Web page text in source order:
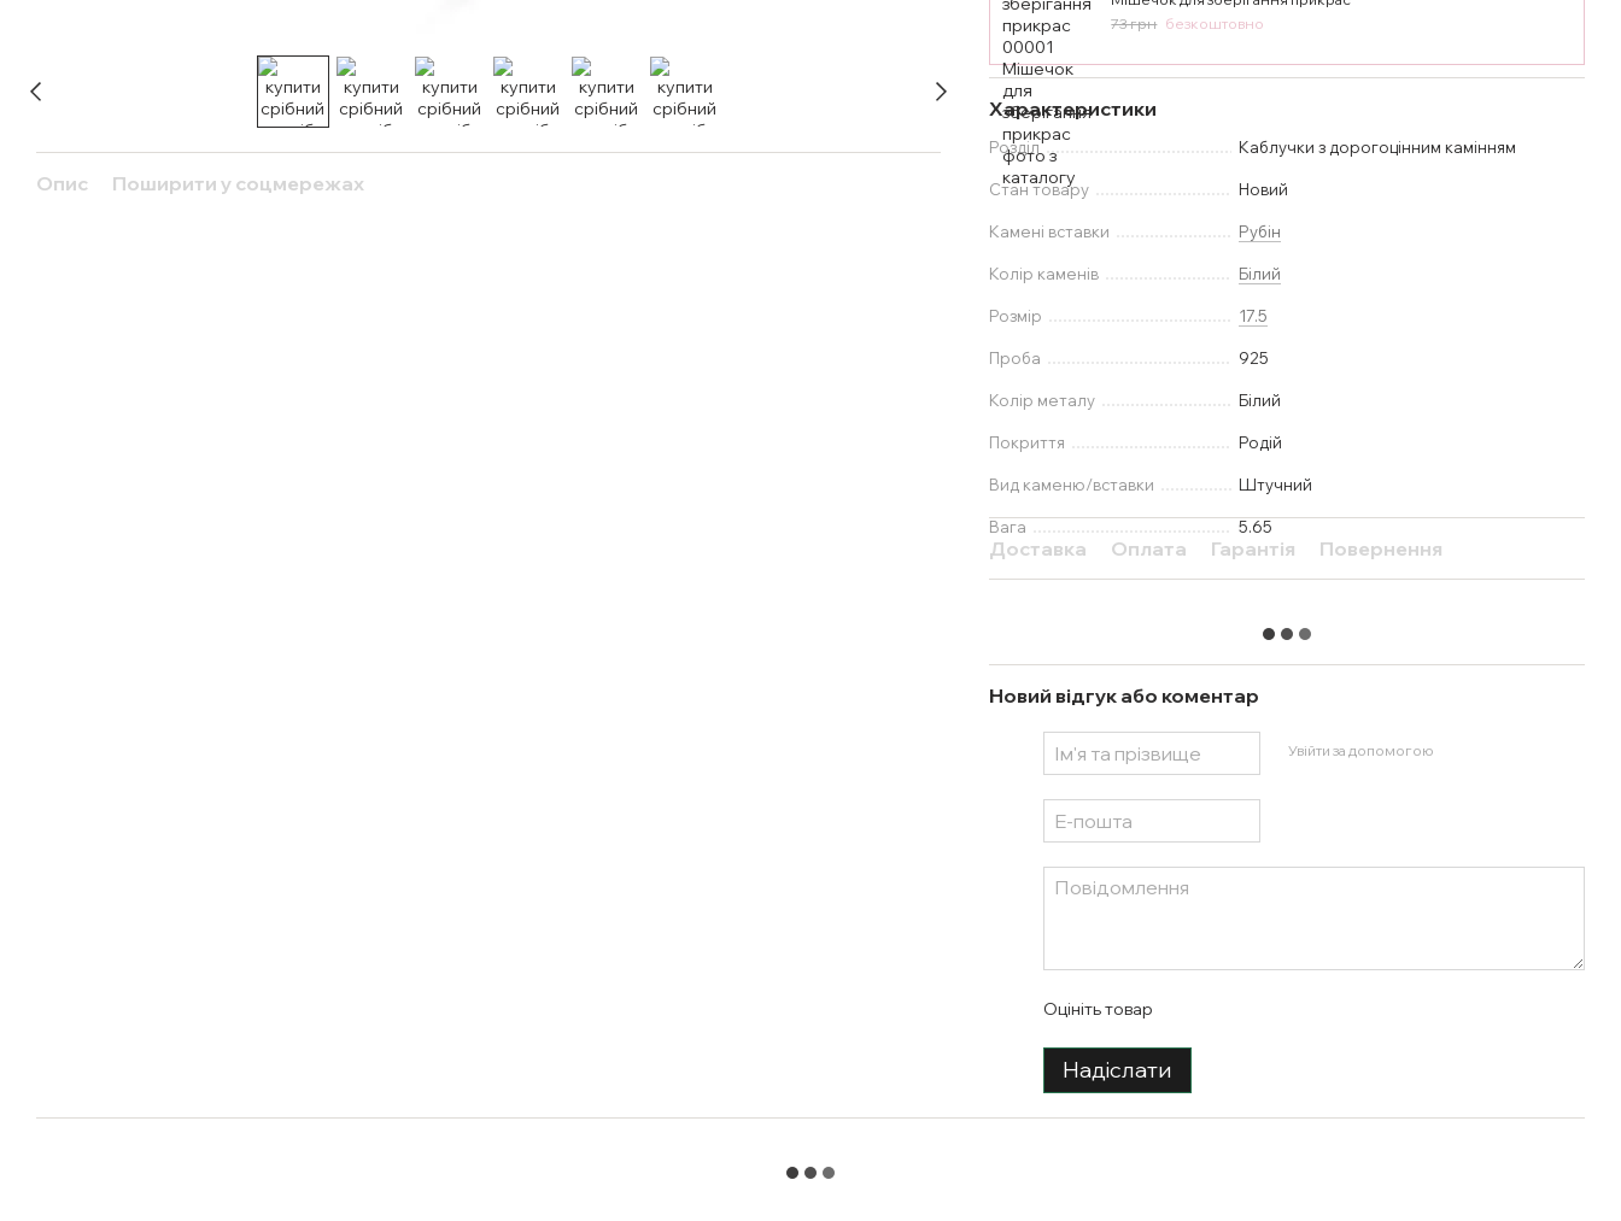
Опис Поширити у соцмережах
73 грн безкоштовно
Характеристики
Розділ Каблучки з дорогоцінним камінням
Стан товару Новий
Камені вставки Рубін
Колір каменів Білий
Розмір 17.5
Проба 925
Колір металу Білий
Покриття Родій
Вид каменю/вставки Штучний
Вага 5.65
Доставка Оплата Гарантія Повернення
Новий відгук або коментар
Увійти за допомогою
Оцініть товар
Надіслати